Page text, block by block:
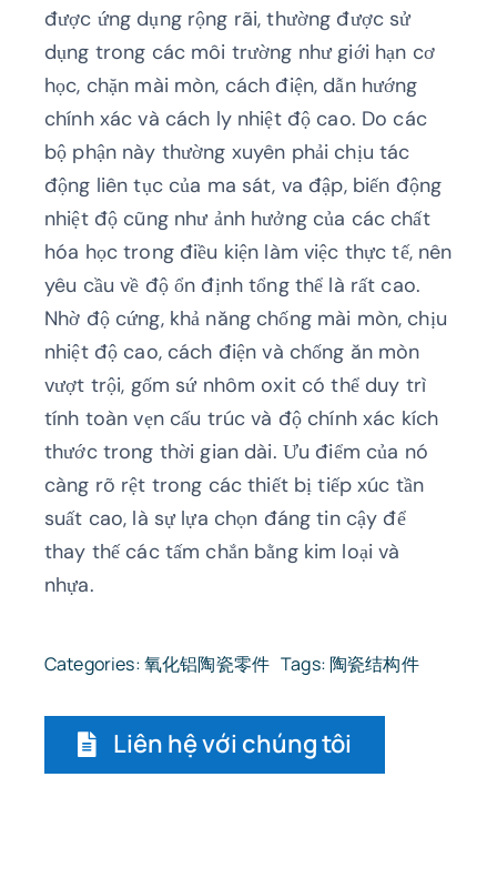
được ứng dụng rộng rãi, thường được sử
dụng trong các môi trường như giới hạn cơ
học, chặn mài mòn, cách điện, dẫn hướng
chính xác và cách ly nhiệt độ cao. Do các
bộ phận này thường xuyên phải chịu tác
động liên tục của ma sát, va đập, biến động
nhiệt độ cũng như ảnh hưởng của các chất
hóa học trong điều kiện làm việc thực tế, nên
yêu cầu về độ ổn định tổng thể là rất cao.
Nhờ độ cứng, khả năng chống mài mòn, chịu
nhiệt độ cao, cách điện và chống ăn mòn
vượt trội, gốm sứ nhôm oxit có thể duy trì
tính toàn vẹn cấu trúc và độ chính xác kích
thước trong thời gian dài. Ưu điểm của nó
càng rõ rệt trong các thiết bị tiếp xúc tần
suất cao, là sự lựa chọn đáng tin cậy để
thay thế các tấm chắn bằng kim loại và
nhựa.
Categories:氧化铝陶瓷零件 Tags: 陶瓷结构件
Liên hệ với chúng tôi